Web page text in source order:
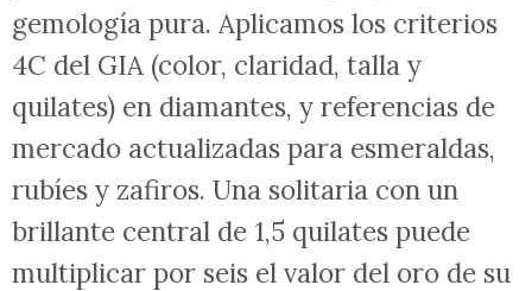
gemología pura. Aplicamos los criterios
4C del GIA (color, claridad, talla y
quilates) en diamantes, y referencias de
mercado actualizadas para esmeraldas,
rubíes y zafiros. Una solitaria con un
brillante central de 1,5 quilates puede
multiplicar por seis el valor del oro de su